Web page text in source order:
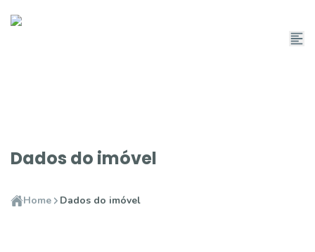
Dados do imóvel
Home Dados do imóvel